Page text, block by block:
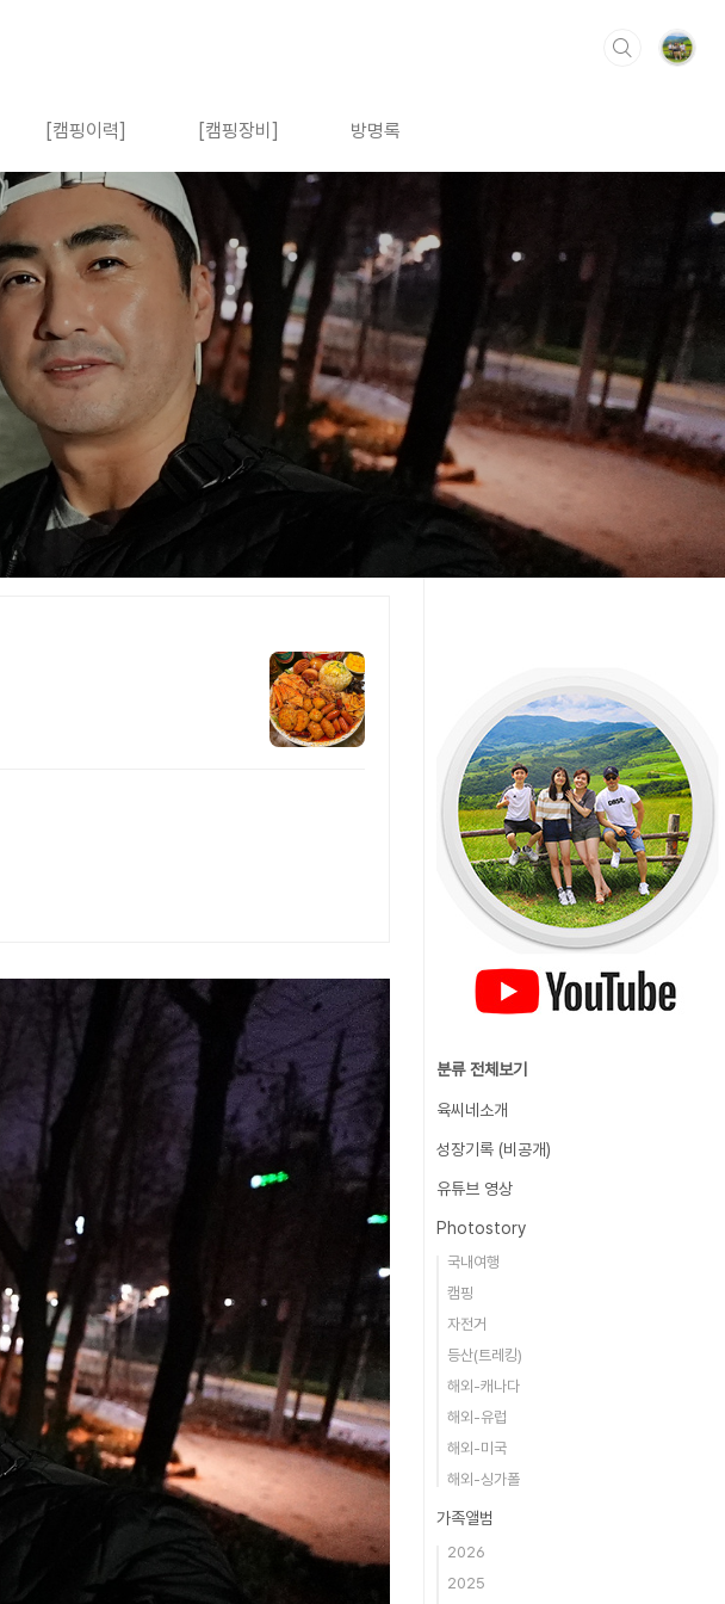
[캠핑이력] [캠핑장비] 방명록
분류 전체보기
육씨네소개
성장기록 (비공개)
유튜브 영상
Photostory
국내여행
캠핑
자전거
등산(트레킹)
해외-캐나다
해외-유럽
해외-미국
해외-싱가폴
가족앨범
2026
2025